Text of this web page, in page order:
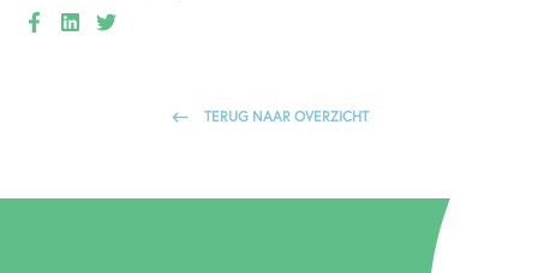
TERUG NAAR OVERZICHT